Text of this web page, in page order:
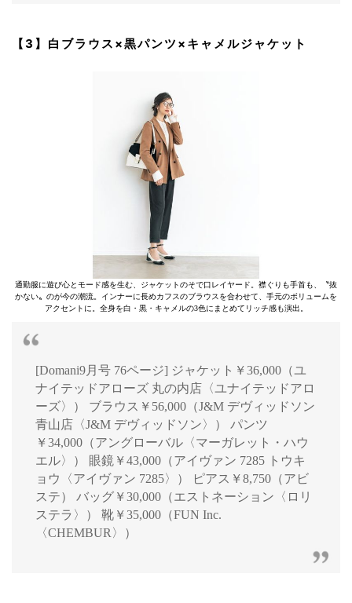
【3】白ブラウス×黒パンツ×キャメルジャケット
通勤服に遊び心とモード感を生む、ジャケットのそで口レイヤード。襟ぐりも手首も、〝抜
かない〟のが今の潮流。インナーに長めカフスのブラウスを合わせて、手元のボリュームを
アクセントに。全身を白・黒・キャメルの3色にまとめてリッチ感も演出。
[Domani9月号 76ページ] ジャケット￥36,000（ユ
ナイテッドアローズ 丸の内店〈ユナイテッドアロ
ーズ〉） ブラウス￥56,000（J&M デヴィッドソン
青山店〈J&M デヴィッドソン〉） パンツ
￥34,000（アングローバル〈マーガレット・ハウ
エル〉） 眼鏡￥43,000（アイヴァン 7285 トウキ
ョウ〈アイヴァン 7285〉） ピアス￥8,750（アビ
ステ） バッグ￥30,000（エストネーション〈ロリ
ステラ〉） 靴￥35,000（FUN Inc.
〈CHEMBUR〉）